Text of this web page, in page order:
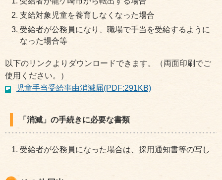
支給対象児童を養育しなくなった場合
受給者が公務員になり、職場で手当を受給するように
なった場合等
以下のリンクよりダウンロードできます。（両面印刷でご
使用ください。）
児童手当受給事由消滅届(PDF:291KB)
「消滅」の手続きに必要な書類
受給者が公務員になった場合は、採用通知書等の写し